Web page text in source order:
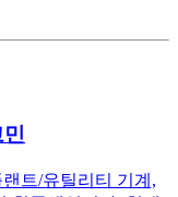
트/유틸리티 기계,